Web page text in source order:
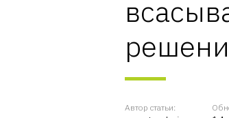
Автор статьи: